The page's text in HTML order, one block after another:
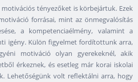
tényezőket is körbejártuk. Ezek
forrásai, mint az önmegvalósítás
a kompetenciaélmény, valamint a
igény. Külön figyelmet fordítottunk arra,
motiváció olyan gyerekeknél, akik
érkeznek, és esetleg már korai iskolai
Lehetőségünk volt reflektálni arra, hogy